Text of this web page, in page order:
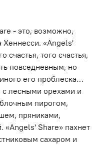
- это, возможно,
Хеннесси. «Angels'
счастья, того счастья,
повседневным, но
его проблеска…
с лесными орехами и
пирогом,
пряниками,
«Angels' Share» пахнет
сахаром и